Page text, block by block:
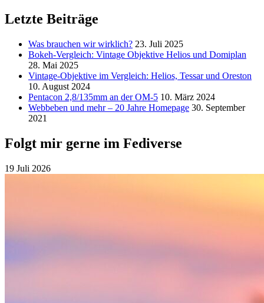
Letzte Beiträge
Was brauchen wir wirklich? 23. Juli 2025
Bokeh-Vergleich: Vintage Objektive Helios und Domiplan
28. Mai 2025
Vintage-Objektive im Vergleich: Helios, Tessar und Oreston
10. August 2024
Pentacon 2,8/135mm an der OM-5 10. März 2024
Webbeben und mehr – 20 Jahre Homepage 30. September
2021
Folgt mir gerne im Fediverse
19 Juli 2026